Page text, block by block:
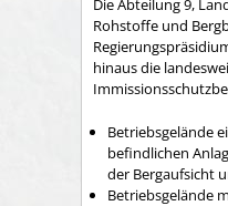
Die Abteilung 9,
Rohstoffe und
hinaus die
Betriebsgelände
befindlichen
der Bergaufsicht
Betriebsgelände